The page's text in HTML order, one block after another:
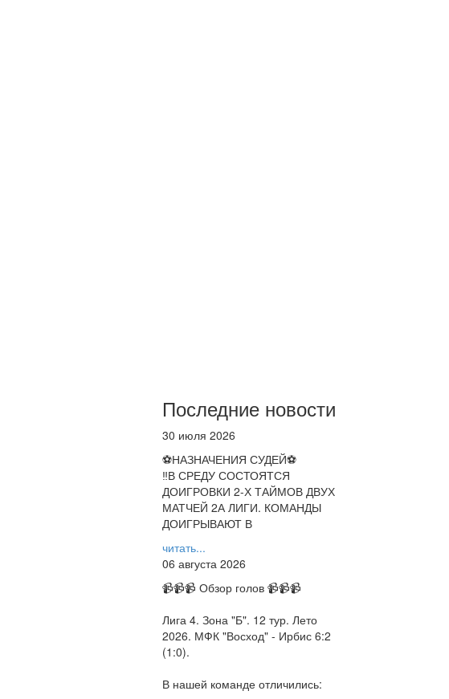
Последние новости
30 июля 2026
⚽НАЗНАЧЕНИЯ СУДЕЙ⚽
‼В СРЕДУ СОСТОЯТСЯ
ДОИГРОВКИ 2-Х ТАЙМОВ ДВУХ
МАТЧЕЙ 2А ЛИГИ. КОМАНДЫ
ДОИГРЫВАЮТ В
читать...
06 августа 2026
📹📹📹 Обзор голов 📹📹📹
Лига 4. Зона "Б". 12 тур. Лето
2026. МФК "Восход" - Ирбис 6:2
(1:0).
В нашей команде отличились: